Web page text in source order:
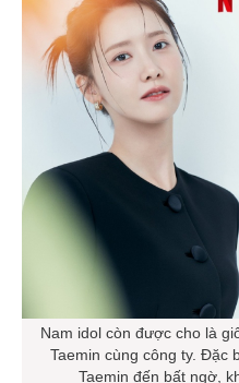
Nam idol còn được cho là
Taemin cùng công ty. Đặc
Taemin đến bất ngờ,